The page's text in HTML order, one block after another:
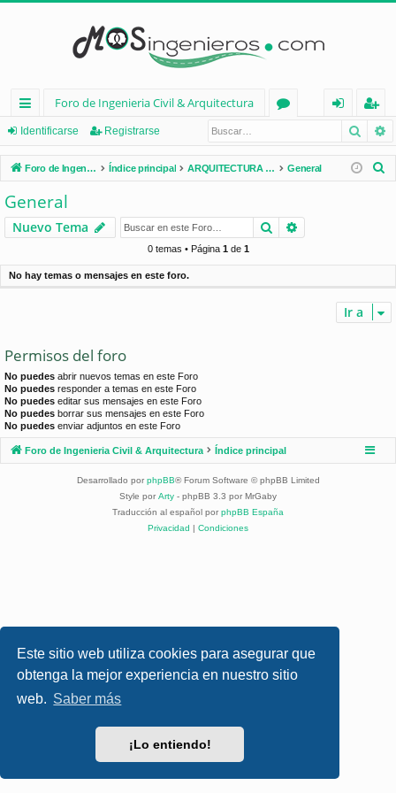
Este sitio web utiliza cookies para asegurar que
obtenga la mejor experiencia en nuestro sitio
web. Saber más
¡Lo entiendo!
nl
ac
es
rá
pi
d
Foro de Ingenieria Civil & Arquitectura
os
nt
ifi
e
eg
ist
ra
Identificarse Registrarse
Foro de Ingenieria Civil & Arquitectura Índice principal ARQUITECTURA (España) General
r
General
Nuevo Tema Buscar
0 temas • Página 1de 1
No hay temas o mensajes en este foro.
Ir a
Permisos del foro
No puedes abrir nuevos temas en este Foro
No puedes responder a temas en este Foro
No puedes editar sus mensajes en este Foro
No puedes borrar sus mensajes en este Foro
No puedes enviar adjuntos en este Foro
Foro de Ingenieria Civil & Arquitectura Índice principal
Desarrollado por phpBB® Forum Software © phpBB Limited
Style por Arty - phpBB 3.3 por MrGaby
Traducción al español por phpBB España
Privacidad | Condiciones